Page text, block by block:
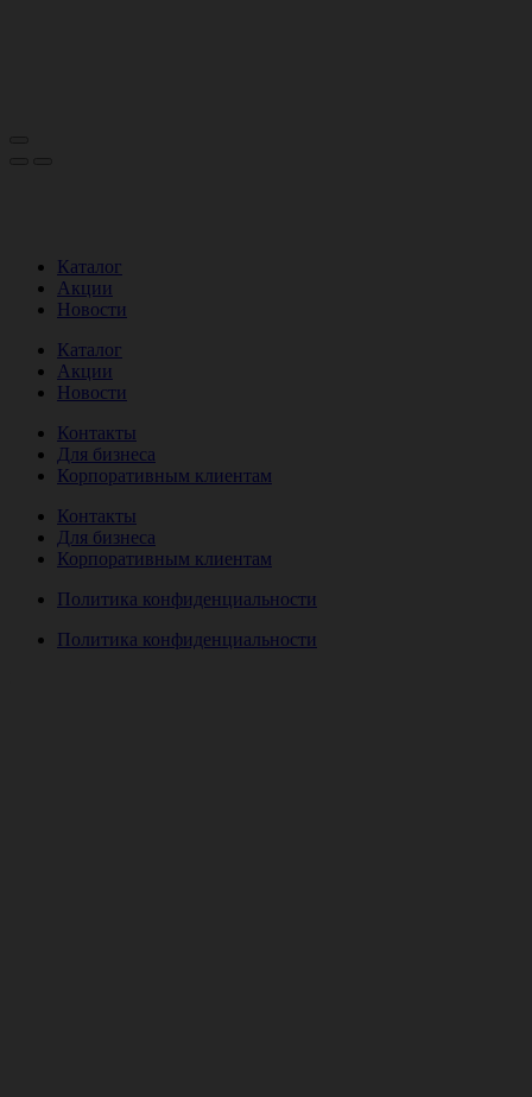
Каталог
Акции
Новости
Каталог
Акции
Новости
Контакты
Для бизнеса
Корпоративным клиентам
Контакты
Для бизнеса
Корпоративным клиентам
Политика конфиденциальности
Политика конфиденциальности